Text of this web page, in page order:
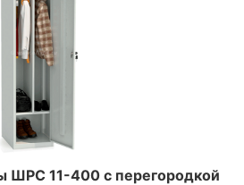
11-400 с перегородкой